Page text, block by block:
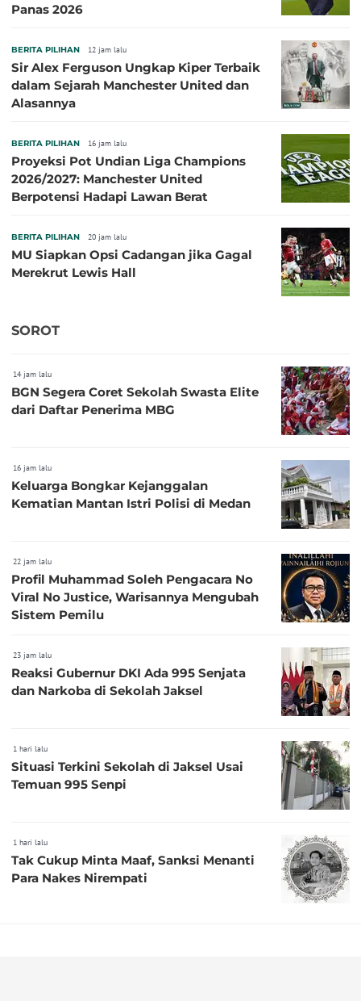
Panas 2026
BERITA PILIHAN 12 jam lalu
Sir Alex Ferguson Ungkap Kiper Terbaik
dalam Sejarah Manchester United dan
Alasannya
BERITA PILIHAN 16 jam lalu
Proyeksi Pot Undian Liga Champions
2026/2027: Manchester United
Berpotensi Hadapi Lawan Berat
BERITA PILIHAN 20 jam lalu
MU Siapkan Opsi Cadangan jika Gagal
Merekrut Lewis Hall
SOROT
14 jam lalu
BGN Segera Coret Sekolah Swasta Elite
dari Daftar Penerima MBG
16 jam lalu
Keluarga Bongkar Kejanggalan
Kematian Mantan Istri Polisi di Medan
22 jam lalu
Profil Muhammad Soleh Pengacara No
Viral No Justice, Warisannya Mengubah
Sistem Pemilu
23 jam lalu
Reaksi Gubernur DKI Ada 995 Senjata
dan Narkoba di Sekolah Jaksel
1 hari lalu
Situasi Terkini Sekolah di Jaksel Usai
Temuan 995 Senpi
1 hari lalu
Tak Cukup Minta Maaf, Sanksi Menanti
Para Nakes Nirempati